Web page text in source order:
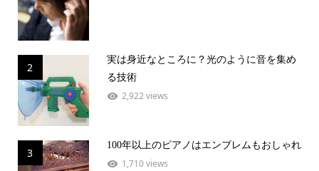
2
実は身近なところに？光のように音を集め
る技術
2,922 views
3
100年以上のピアノはエンブレムもおしゃれ
1,710 views